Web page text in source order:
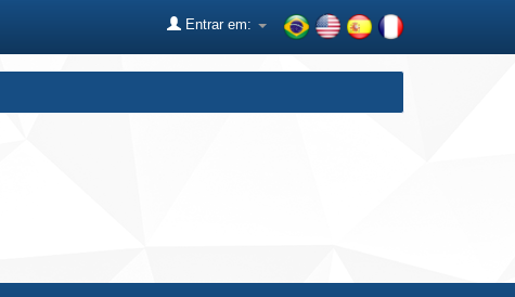
Entrar em: